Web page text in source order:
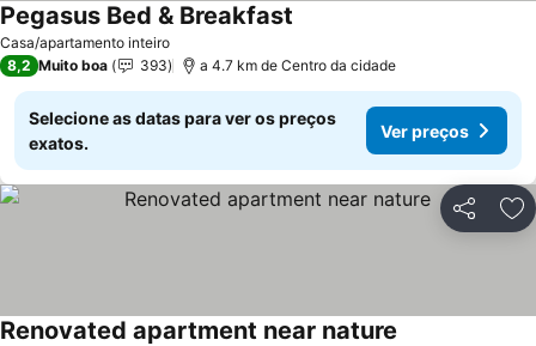
Casa/apartamento inteiro
Pegasus Bed & Breakfast
8,2 Muito boa 393 a 4.7 km de Centro da cidade
Selecione as datas para ver os preços
exatos.
Ver preços
Partilhar
Renovated apartment near nature